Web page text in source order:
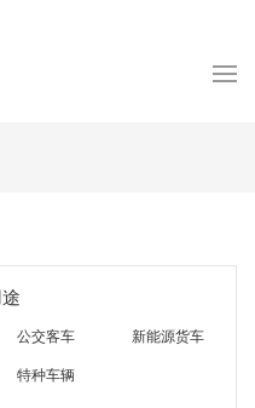
公交客车 新能源货车
特种车辆